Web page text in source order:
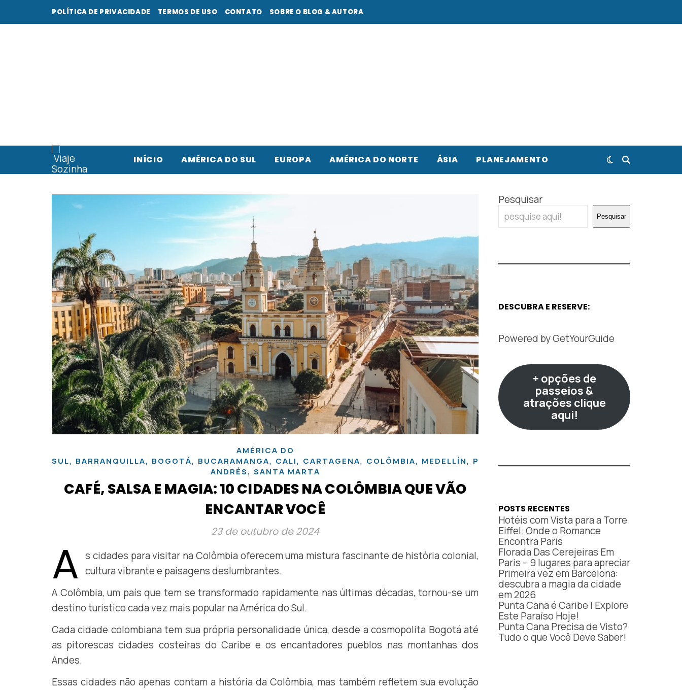
POLÍTICA DE PRIVACIDADE TERMOS DE USO CONTATO SOBRE O BLOG & AUTORA
INÍCIO AMÉRICA DO SUL EUROPA AMÉRICA DO NORTE ÁSIA PLANEJAMENTO
AMÉRICA DO
SUL, BARRANQUILLA, BOGOTÁ, BUCARAMANGA, CALI, CARTAGENA, COLÔMBIA, MEDELLÍN, PEREIRA
ANDRÉS, SANTA MARTA
CAFÉ, SALSA E MAGIA: 10 CIDADES NA COLÔMBIA QUE VÃO
ENCANTAR VOCÊ
23 de outubro de 2024
A s cidades para visitar na Colômbia oferecem uma mistura fascinante de história colonial,
cultura vibrante e paisagens deslumbrantes.
A Colômbia, um país que tem se transformado rapidamente nas últimas décadas, tornou-se um
destino turístico cada vez mais popular na América do Sul.
Cada cidade colombiana tem sua própria personalidade única, desde a cosmopolita Bogotá até
as pitorescas cidades costeiras do Caribe e os encantadores pueblos nas montanhas dos
Andes.
Essas cidades não apenas contam a história da Colômbia, mas também refletem sua evolução
Pesquisar
Pesquisar
DESCUBRA E RESERVE:
Powered byGetYourGuide
+ opções de
passeios &
atrações clique
aqui!
POSTS RECENTES
Hotéis com Vista para a Torre
Eiffel: Onde o Romance
Encontra Paris
Florada Das Cerejeiras Em
Paris – 9 lugares para apreciar
Primeira vez em Barcelona:
descubra a magia da cidade
em 2026
Punta Cana é Caribe | Explore
Este Paraíso Hoje!
Punta Cana Precisa de Visto?
Tudo o que Você Deve Saber!